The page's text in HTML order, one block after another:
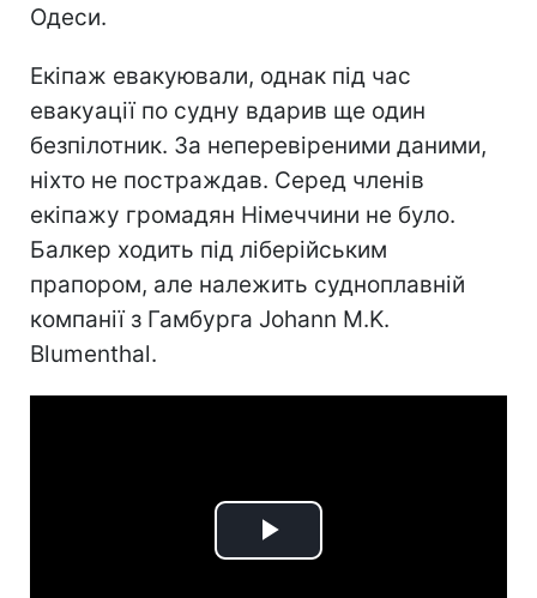
Одеси.
Екіпаж евакуювали, однак під час
евакуації по судну вдарив ще один
безпілотник. За неперевіреними даними,
ніхто не постраждав. Серед членів
екіпажу громадян Німеччини не було.
Балкер ходить під ліберійським
прапором, але належить судноплавній
компанії з Гамбурга Johann M.K.
Blumenthal.
Play